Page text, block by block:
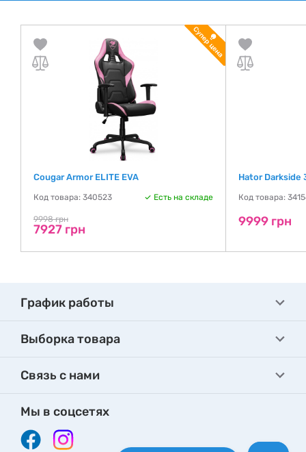
Cougar Armor ELITE EVA
Код товара: 340523 Есть на складе
9998 грн
7927 грн
Hator Darkside
Код товара:
9999 грн
График работы
Выборка товара
Связь с нами
Мы в соцсетях